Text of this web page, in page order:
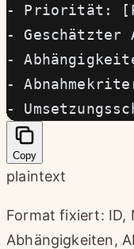
- Priorität:
- Geschätzter
-
-
-
Copy
plaintext
Format fixiert: ID,
Abhängigkeiten,